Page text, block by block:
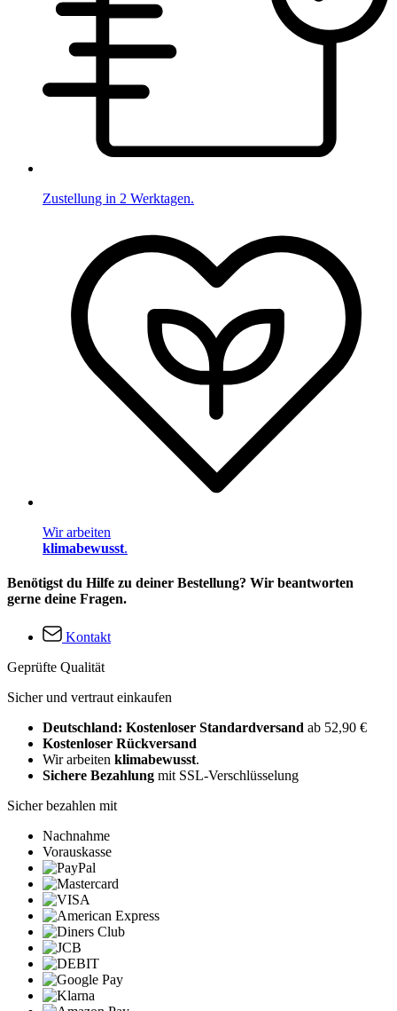
Zustellung in 2 Werktagen.
Wir arbeiten
klimabewusst.
Benötigst du Hilfe zu deiner Bestellung? Wir beantworten
gerne deine Fragen.
Kontakt
Geprüfte Qualität
Sicher und vertraut einkaufen
Deutschland: Kostenloser Standardversand ab 52,90 €
Kostenloser Rückversand
Wir arbeiten klimabewusst.
Sichere Bezahlung mit SSL-Verschlüsselung
Sicher bezahlen mit
Nachnahme
Vorauskasse